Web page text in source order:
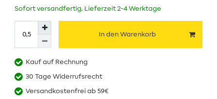
Sofort versandfertig, Lieferzeit 2-4 Werktage
In den Warenkorb
Kauf auf Rechnung
30 Tage Widerrufsrecht
Versandkostenfrei ab 59€